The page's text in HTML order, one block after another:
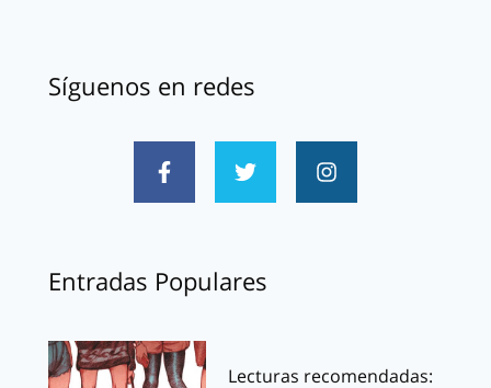
Síguenos en redes
Entradas Populares
Lecturas recomendadas: